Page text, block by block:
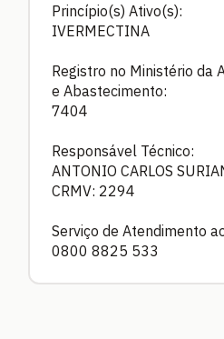
Princípio(s) Ativo(s):
IVERMECTINA
Registro no Ministério da
e Abastecimento:
7404
Responsável Técnico:
ANTONIO CARLOS
CRMV: 2294
Serviço de Atendimento
0800 8825 533